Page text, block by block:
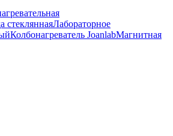
стекляннаяЛабораторное
Колбонагреватель JoanlabМагнитная